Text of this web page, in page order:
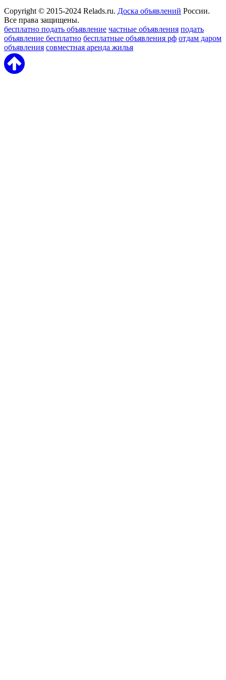
Copyright © 2015-2024 Relads.ru. Доска объявлений России.
Все права защищены.
бесплатно подать объявление частные объявления подать
объявление бесплатно бесплатные объявления рф отдам даром
объявления совместная аренда жилья